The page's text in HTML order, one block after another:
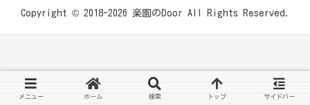
Copyright © 2018-2026 楽園のDoor All Rights Reserved.
メニュー ホーム 検索 トップ サイドバー